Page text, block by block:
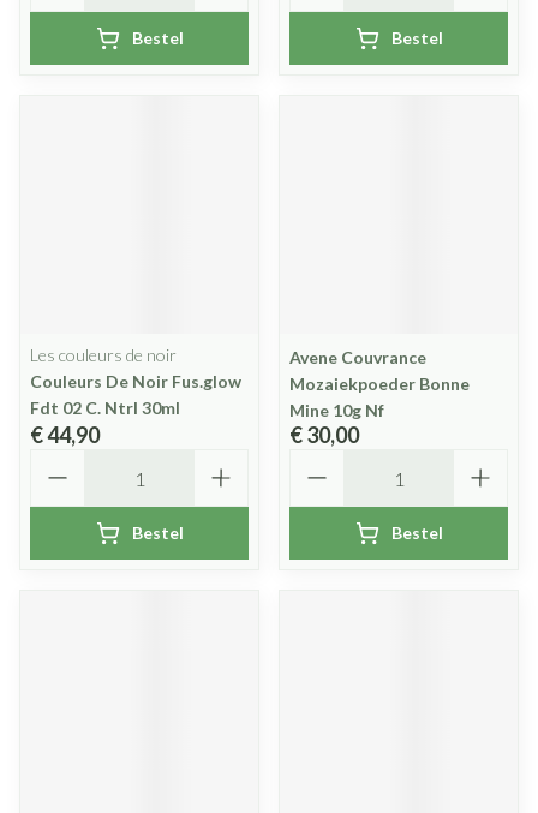
Bestel Bestel
Les couleurs de noir
Couleurs De Noir Fus.glow
Fdt 02 C. Ntrl 30ml
€ 44,90
Bestel
Avene Couvrance
Mozaiekpoeder Bonne
Mine 10g Nf
€ 30,00
Bestel